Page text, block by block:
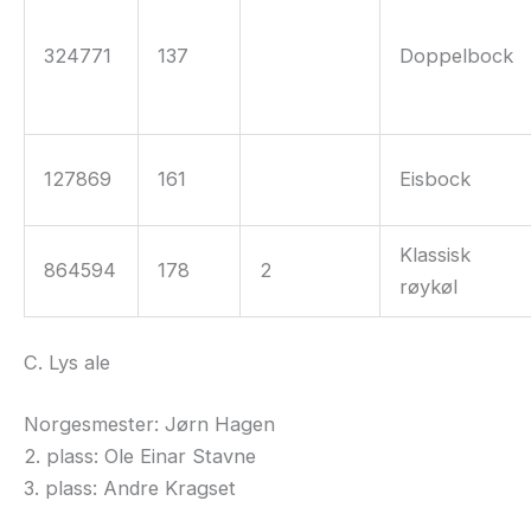
324771 137 Doppelbock
127869 161 Eisbock
864594 178 2
Klassisk
røykøl
C. Lys ale
Norgesmester: Jørn Hagen
2. plass: Ole Einar Stavne
3. plass: Andre Kragset